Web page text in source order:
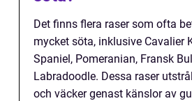
Det finns flera raser som ofta
mycket söta, inklusive Cavalier
Spaniel, Pomeranian, Fransk
Labradoodle. Dessa raser
och väcker genast känslor av